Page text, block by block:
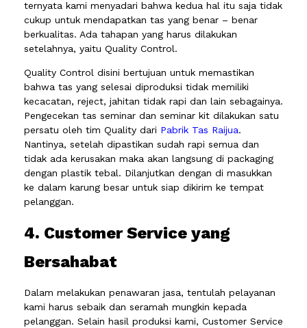
ternyata kami menyadari bahwa kedua hal itu saja tidak
cukup untuk mendapatkan tas yang benar – benar
berkualitas. Ada tahapan yang harus dilakukan
setelahnya, yaitu Quality Control.
Quality Control disini bertujuan untuk memastikan
bahwa tas yang selesai diproduksi tidak memiliki
kecacatan, reject, jahitan tidak rapi dan lain sebagainya.
Pengecekan tas seminar dan seminar kit dilakukan satu
persatu oleh tim Quality dari Pabrik Tas Raijua.
Nantinya, setelah dipastikan sudah rapi semua dan
tidak ada kerusakan maka akan langsung di packaging
dengan plastik tebal. Dilanjutkan dengan di masukkan
ke dalam karung besar untuk siap dikirim ke tempat
pelanggan.
4. Customer Service yang
Bersahabat
Dalam melakukan penawaran jasa, tentulah pelayanan
kami harus sebaik dan seramah mungkin kepada
pelanggan. Selain hasil produksi kami, Customer Service